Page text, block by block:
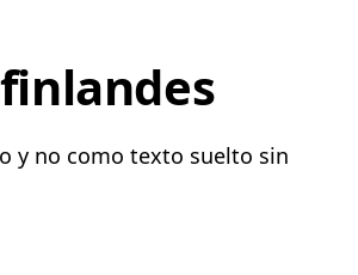
y no como texto suelto sin